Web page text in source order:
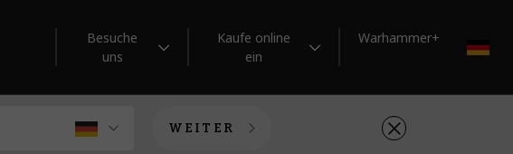
Besuche
uns
Kaufe online
ein
Warhammer+
WEITER